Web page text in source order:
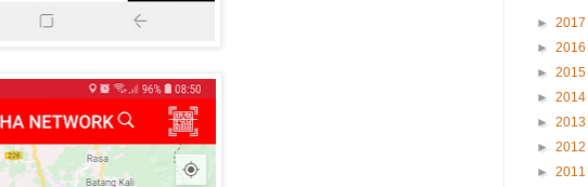
► 2017
► 2016
► 2015
► 2014
► 2013
► 2012
► 2011